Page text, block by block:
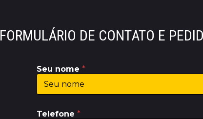
FORMULÁRIO DE CONTATO E
Seu nome *
Telefone *